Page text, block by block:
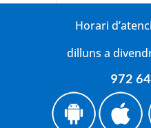
Horari
dilluns a
972